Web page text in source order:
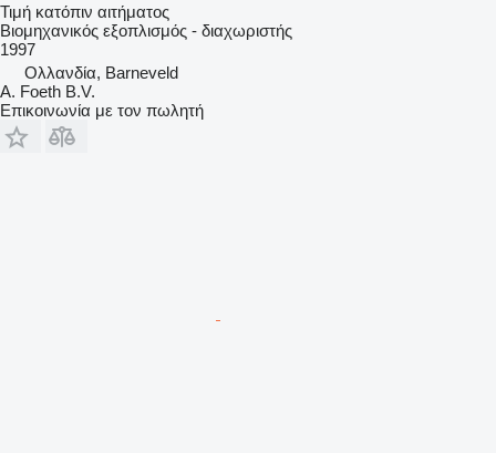
Τιμή κατόπιν αιτήματος
Βιομηχανικός εξοπλισμός - διαχωριστής
1997
Ολλανδία, Barneveld
A. Foeth B.V.
Επικοινωνία με τον πωλητή